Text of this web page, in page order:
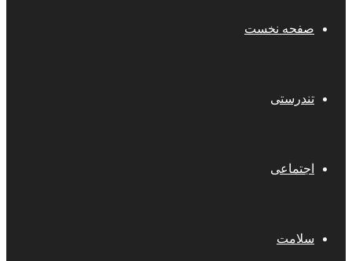
صفحه نخست
تندرستی
اجتماعی
سلامت